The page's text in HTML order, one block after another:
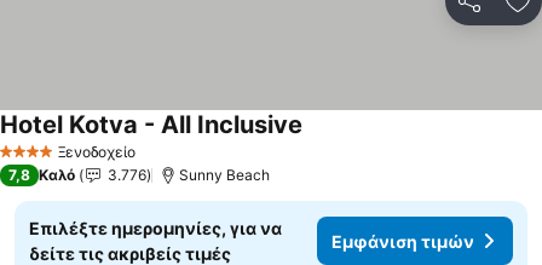
4 ΑστέριαΞενοδοχείο
Hotel Kotva - All Inclusive
7,8 Καλό 3.776 Sunny Beach
Επιλέξτε ημερομηνίες, για να
δείτε τις ακριβείς τιμές
Εμφάνιση τιμών